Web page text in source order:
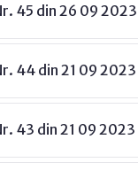
45 din 26 09 2023
44 din 21 09 2023
43 din 21 09 2023